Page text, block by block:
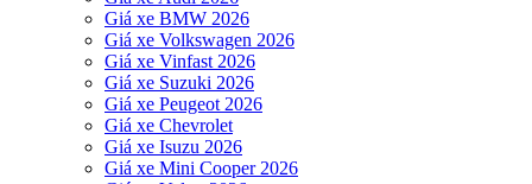
Giá xe BMW 2026
Giá xe Volkswagen 2026
Giá xe Vinfast 2026
Giá xe Suzuki 2026
Giá xe Peugeot 2026
Giá xe Chevrolet
Giá xe Isuzu 2026
Giá xe Mini Cooper 2026